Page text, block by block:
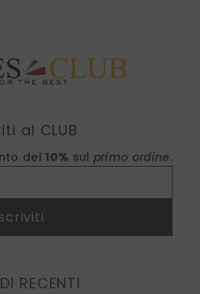
al CLUB
del 10% sul primo ordine.
RECENTI